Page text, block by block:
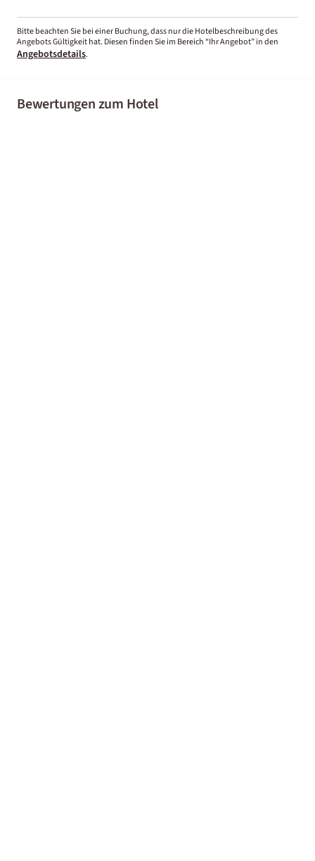
Bitte beachten Sie bei einer Buchung, dass nur die Hotelbeschreibung des
Angebots Gültigkeit hat. Diesen finden Sie im Bereich “Ihr Angebot” in den
Angebotsdetails.
Bewertungen zum Hotel